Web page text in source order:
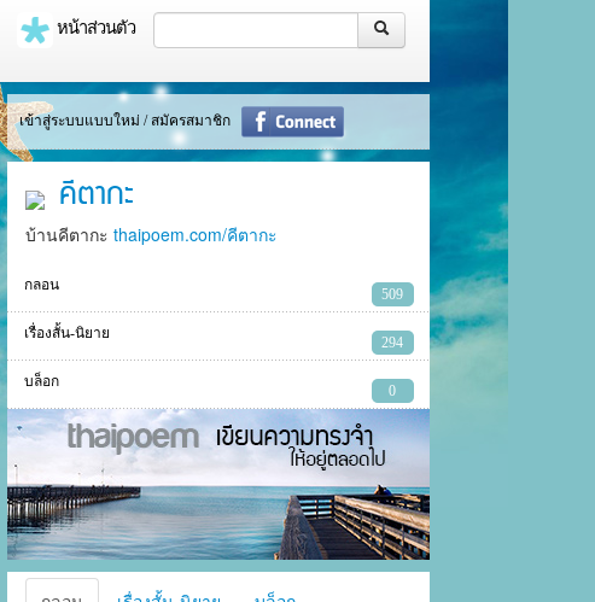
หน้าส่วนตัว
เข้าสู่ระบบแบบใหม่ / สมัครสมาชิก
คีตากะ
บ้านคีตากะ thaipoem.com/คีตากะ
กลอน
509
เรื่องสั้น-นิยาย
294
บล็อก
0